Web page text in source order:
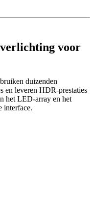
voor
duizenden
en leveren HDR-prestaties
het LED-array en het
interface.